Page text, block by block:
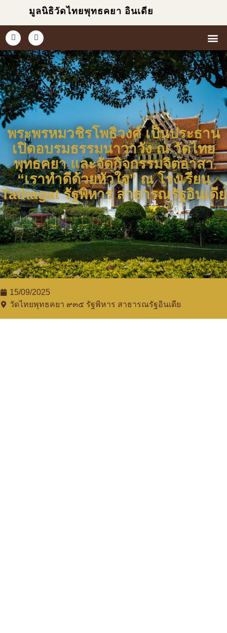
มูลนิธิวัดไทยพุทธคยา อินเดีย
พระพรหมวชิรโพธิวงศ์ เป็นประธาน
เปิดอบรมธรรมนาวาวัง ณ วัดไทย
พุทธคยา และจัดกิจกรรมจิตอาสา
“เราทำดีด้วยหัวใจ” ณ โรงเรียน
Tathagat รัฐพิหาร สาธารณรัฐอินเดีย
15/09/2025
วัดไทยพุทธคยา ๙๓๕​ รัฐพิหาร สาธารณรัฐอินเดีย